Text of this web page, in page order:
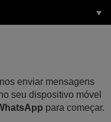
enviar mensagens
seu dispositivo móvel
para começar.